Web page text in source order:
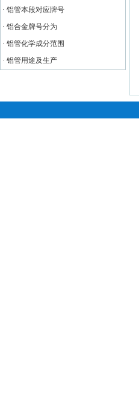
· 铝管本段对应牌号
· 铝合金牌号分为
· 铝管化学成分范围
· 铝管用途及生产